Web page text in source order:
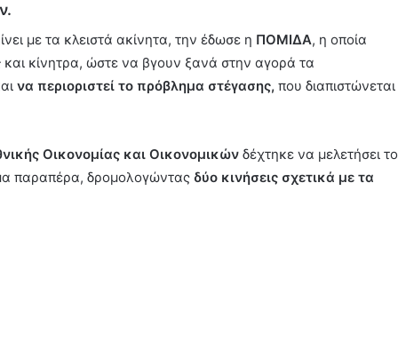
με τα κλειστά ακίνητα, την έδωσε η ΠΟΜΙΔΑ, η οποία
και κίνητρα, ώστε να βγουν ξανά στην αγορά τα
να περιοριστεί το πρόβλημα στέγασης, που διαπιστώνεται
Οικονομίας και Οικονομικών δέχτηκε να μελετήσει το
παραπέρα, δρομολογώντας δύο κινήσεις σχετικά με τα